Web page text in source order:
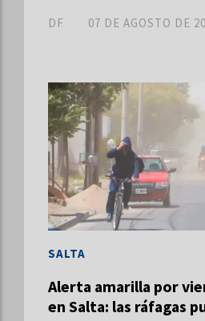
DF 07 DE AGOSTO DE
Alerta amarilla por
en Salta: las ráfagas
SALTA